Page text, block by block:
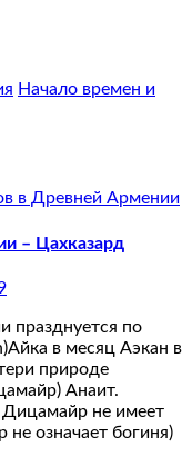
Начало времен и
– Цахказард
празднуется по
в месяц Аэкан в
природе
Анаит.
не имеет
означает богиня)